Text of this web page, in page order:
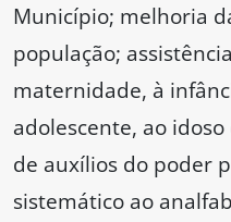
Município; melhoria
população;
maternidade, à
adolescente, ao
de auxílios do poder
sistemático ao